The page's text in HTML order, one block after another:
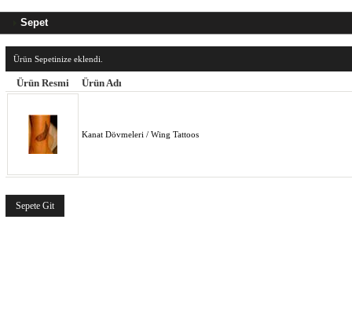
Sepet
Ürün Sepetinize eklendi.
Ürün Resmi Ürün Adı
Kanat Dövmeleri / Wing Tattoos
Sepete Git